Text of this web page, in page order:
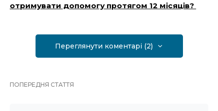
отримувати допомогу протягом 12 місяців?
Переглянути коментарі (2)
ПОПЕРЕДНЯ СТАТТЯ